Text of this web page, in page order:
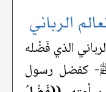
الرباني
الذي فَضْله
ﷺ- كفضل رسول